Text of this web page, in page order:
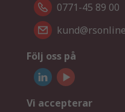
0771-45 89 00
Följ oss på
Vi accepterar